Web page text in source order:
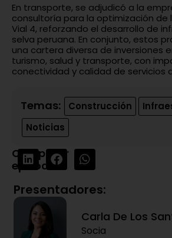
En transporte, se adjudicó a la
consultoría para la optimización de
Vial 4, reforzando el desarrollo de
selva peruana. En conjunto, estos
una cartera diversa de inversiones
turismo, salud y transporte, con
conectividad y calidad de servicios
Temas: Construcción
Noticias
Compartir
episodio:
Presentadores:
Carla De Los
Socia